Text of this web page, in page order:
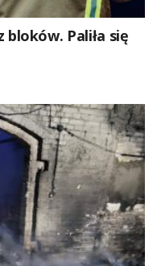
bloków. Paliła się